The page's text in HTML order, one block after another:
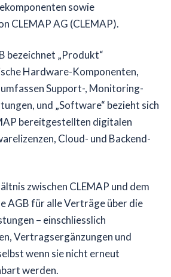
sowie
CLEMAP AG (CLEMAP).
bezeichnet „Produkt“
Hardware-Komponenten,
Support-, Monitoring-
und „Software“ bezieht sich
bereitgestellten digitalen
Cloud- und Backend-
zwischen CLEMAP und dem
AGB für alle Verträge über die
– einschliesslich
Vertragsergänzungen und
wenn sie nicht erneut
werden.